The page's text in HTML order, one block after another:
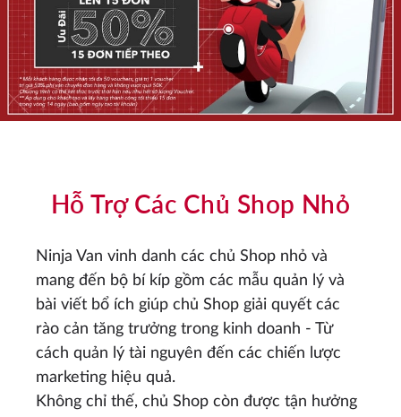
Hỗ Trợ Các Chủ Shop Nhỏ
Ninja Van vinh danh các chủ Shop nhỏ và
mang đến bộ bí kíp gồm các mẫu quản lý và
bài viết bổ ích giúp chủ Shop giải quyết các
rào cản tăng trưởng trong kinh doanh - Từ
cách quản lý tài nguyên đến các chiến lược
marketing hiệu quả.
Không chỉ thế, chủ Shop còn được tận hưởng